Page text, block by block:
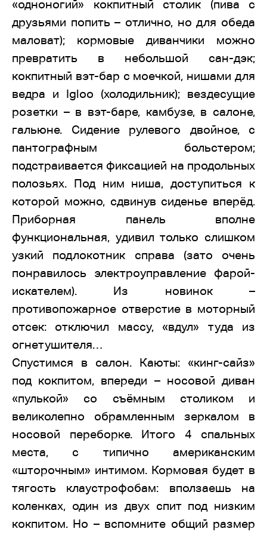
«одноногий» кокпитный столик (пива с
друзьями попить – отлично, но для обеда
маловат); кормовые диванчики можно
превратить в небольшой сан-дэк;
кокпитный вэт-бар с моечкой, нишами для
ведра и Igloo (холодильник); вездесущие
розетки – в вэт-баре, камбузе, в салоне,
гальюне. Сидение рулевого двойное, с
пантографным больстером;
подстраивается фиксацией на продольных
полозьях. Под ним ниша, доступиться к
которой можно, сдвинув сиденье вперёд.
Приборная панель вполне
функциональная, удивил только слишком
узкий подлокотник справа (зато очень
понравилось электроуправление фарой-
искателем). Из новинок –
противопожарное отверстие в моторный
отсек: отключил массу, «вдул» туда из
огнетушителя…
Спустимся в салон. Каюты: «кинг-сайз»
под кокпитом, впереди – носовой диван
«пулькой» со съёмным столиком и
великолепно обрамленным зеркалом в
носовой переборке. Итого 4 спальных
места, с типично американским
«шторочным» интимом. Кормовая будет в
тягость клаустрофобам: вползаешь на
коленках, один из двух спит под низким
кокпитом. Но – вспомните общий размер